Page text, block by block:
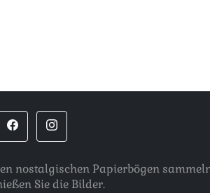
nostalgischen Papierbögen
Sie die Bilder.